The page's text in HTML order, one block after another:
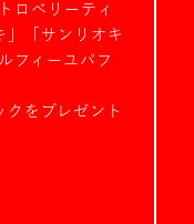
ロベリーティ
」「サンリオキ
フィーユパフ
クをプレゼント